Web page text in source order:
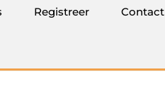
Registreer Contact